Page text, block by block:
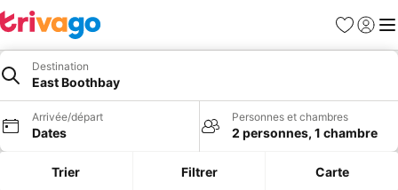
Favoris
Se
Destination
East Boothbay
Arrivée/départ
Dates
Personnes et chambres
2 personnes, 1 chambre
Trier Filtrer Carte